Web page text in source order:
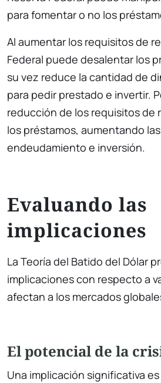
para fomentar o no los
Al aumentar los requisitos de
Federal puede desalentar los
su vez reduce la cantidad de
para pedir prestado e invertir.
reducción de los requisitos de
los préstamos, aumentando
endeudamiento e inversión.
Evaluando las
implicaciones
La Teoría del Batido del Dólar
implicaciones con respecto a
afectan a los mercados
El potencial de la
Una implicación significativa